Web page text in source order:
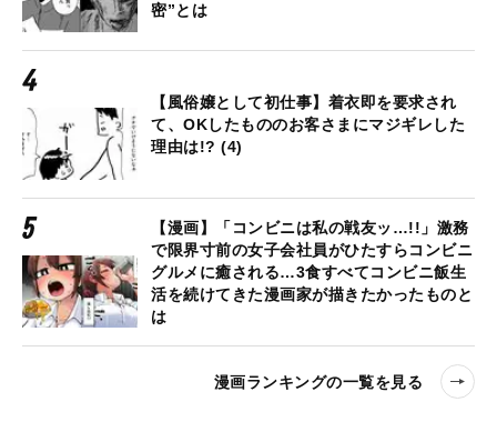
密”とは
【風俗嬢として初仕事】着衣即を要求され
て、OKしたもののお客さまにマジギレした
理由は!? (4)
【漫画】「コンビニは私の戦友ッ…!!」激務
で限界寸前の女子会社員がひたすらコンビニ
グルメに癒される…3食すべてコンビニ飯生
活を続けてきた漫画家が描きたかったものと
は
漫画ランキングの一覧を見る